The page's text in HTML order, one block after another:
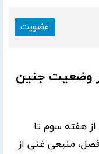
عضویت
وضعیت جنین
هفته سوم تا
منبعی غنی از